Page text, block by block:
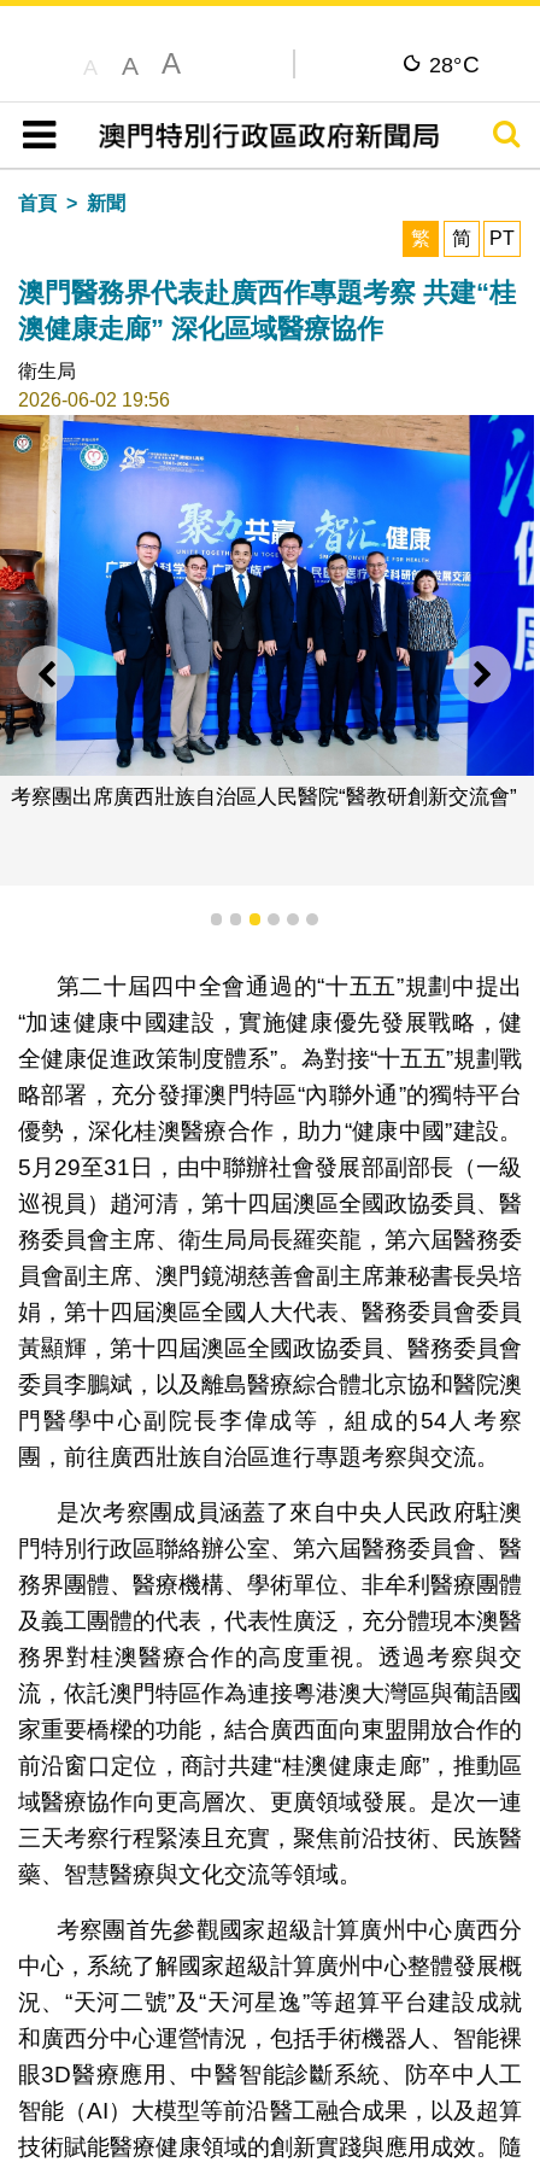
A A A 28°C
目錄
搜尋
首頁
新聞
繁
简 PT
澳門醫務界代表赴廣西作專題考察 共建“桂
澳健康走廊” 深化區域醫療協作
衛生局
2026-06-02 19:56
上一則 下一
考察團出席廣西壯族自治區人民醫院“醫教研創新交流會”
1 2 3 4 5 6
第二十屆四中全會通過的“十五五”規劃中提出
“加速健康中國建設，實施健康優先發展戰略，健
全健康促進政策制度體系”。為對接“十五五”規劃戰
略部署，充分發揮澳門特區“內聯外通”的獨特平台
優勢，深化桂澳醫療合作，助力“健康中國”建設。
5月29至31日，由中聯辦社會發展部副部長（一級
巡視員）趙河清，第十四屆澳區全國政協委員、醫
務委員會主席、衛生局局長羅奕龍，第六屆醫務委
員會副主席、澳門鏡湖慈善會副主席兼秘書長吳培
娟，第十四屆澳區全國人大代表、醫務委員會委員
黃顯輝，第十四屆澳區全國政協委員、醫務委員會
委員李鵬斌，以及離島醫療綜合體北京協和醫院澳
門醫學中心副院長李偉成等，組成的54人考察
團，前往廣西壯族自治區進行專題考察與交流。
是次考察團成員涵蓋了來自中央人民政府駐澳
門特別行政區聯絡辦公室、第六屆醫務委員會、醫
務界團體、醫療機構、學術單位、非牟利醫療團體
及義工團體的代表，代表性廣泛，充分體現本澳醫
務界對桂澳醫療合作的高度重視。透過考察與交
流，依託澳門特區作為連接粵港澳大灣區與葡語國
家重要橋樑的功能，結合廣西面向東盟開放合作的
前沿窗口定位，商討共建“桂澳健康走廊”，推動區
域醫療協作向更高層次、更廣領域發展。是次一連
三天考察行程緊湊且充實，聚焦前沿技術、民族醫
藥、智慧醫療與文化交流等領域。
考察團首先參觀國家超級計算廣州中心廣西分
中心，系統了解國家超級計算廣州中心整體發展概
況、“天河二號”及“天河星逸”等超算平台建設成就
和廣西分中心運營情況，包括手術機器人、智能裸
眼3D醫療應用、中醫智能診斷系統、防卒中人工
智能（AI）大模型等前沿醫工融合成果，以及超算
技術賦能醫療健康領域的創新實踐與應用成效。隨